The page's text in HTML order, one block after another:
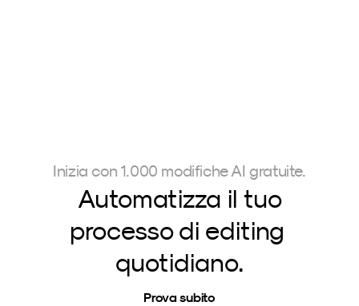
Inizia con 1.000 modifiche AI gratuite.
Automatizza il tuo
processo di editing
quotidiano.
Prova subito